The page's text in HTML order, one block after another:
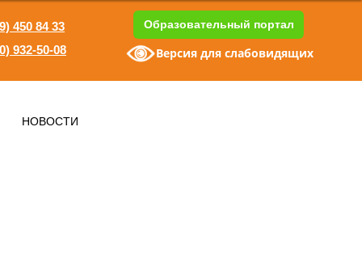
Образовательный портал
932-50-08
450 84 33
Версия для слабовидящих
НОВОСТИ